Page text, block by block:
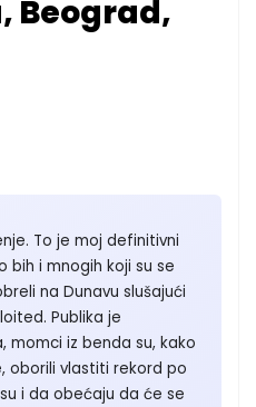
Beograd,
To je moj definitivni
bih i mnogih koji su se
na Dunavu slušajući
Publika je
momci iz benda su, kako
oborili vlastiti rekord po
i da obećaju da će se